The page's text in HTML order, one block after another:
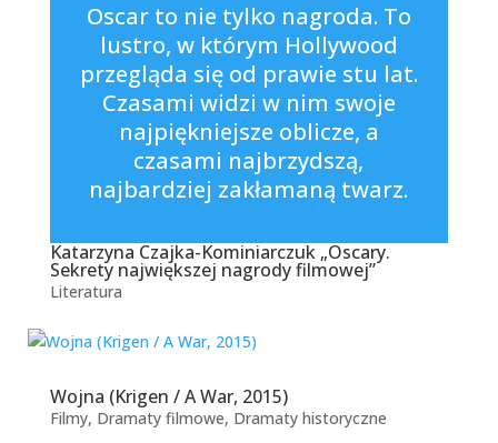
Oscar to nie tylko nagroda. To
lustro, w którym Hollywood
przegląda się od prawie stu lat.
Czasami widzi w nim swoje
najpiękniejsze oblicze, a
czasami najbrzydszą,
najbardziej zakłamaną twarz.
Katarzyna Czajka-Kominiarczuk „Oscary.
Sekrety największej nagrody filmowej”
Literatura
Wojna (Krigen / A War, 2015)
Filmy, Dramaty filmowe, Dramaty historyczne